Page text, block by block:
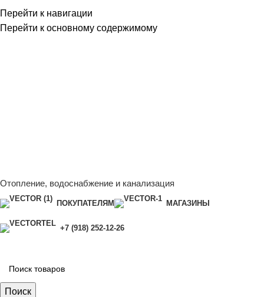
Перейти к навигации
Перейти к основному содержимому
Отопление, водоснабжение и канализация
ПОКУПАТЕЛЯМ МАГАЗИНЫ
+7 (918) 252-12-26
Поиск